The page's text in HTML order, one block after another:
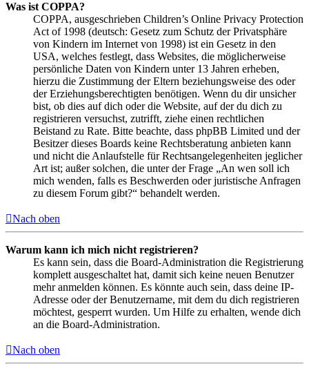
Was ist COPPA?
COPPA, ausgeschrieben Children’s Online Privacy Protection
Act of 1998 (deutsch: Gesetz zum Schutz der Privatsphäre
von Kindern im Internet von 1998) ist ein Gesetz in den
USA, welches festlegt, dass Websites, die möglicherweise
persönliche Daten von Kindern unter 13 Jahren erheben,
hierzu die Zustimmung der Eltern beziehungsweise des oder
der Erziehungsberechtigten benötigen. Wenn du dir unsicher
bist, ob dies auf dich oder die Website, auf der du dich zu
registrieren versuchst, zutrifft, ziehe einen rechtlichen
Beistand zu Rate. Bitte beachte, dass phpBB Limited und der
Besitzer dieses Boards keine Rechtsberatung anbieten kann
und nicht die Anlaufstelle für Rechtsangelegenheiten jeglicher
Art ist; außer solchen, die unter der Frage „An wen soll ich
mich wenden, falls es Beschwerden oder juristische Anfragen
zu diesem Forum gibt?“ behandelt werden.
Nach oben
Warum kann ich mich nicht registrieren?
Es kann sein, dass die Board-Administration die Registrierung
komplett ausgeschaltet hat, damit sich keine neuen Benutzer
mehr anmelden können. Es könnte auch sein, dass deine IP-
Adresse oder der Benutzername, mit dem du dich registrieren
möchtest, gesperrt wurden. Um Hilfe zu erhalten, wende dich
an die Board-Administration.
Nach oben